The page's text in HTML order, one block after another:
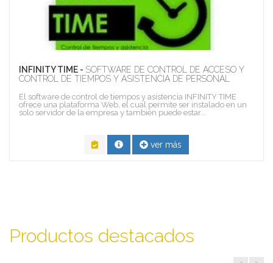
INFINITY TIME - SOFTWARE DE CONTROL DE ACCESO Y
CONTROL DE TIEMPOS Y ASISTENCIA DE PERSONAL
El software de control de tiempos y asistencia INFINITY TIME
ofrece una plataforma Web, el cual permite ser instalado en un
solo servidor de la empresa y también puede estar...
ver más
Productos destacados